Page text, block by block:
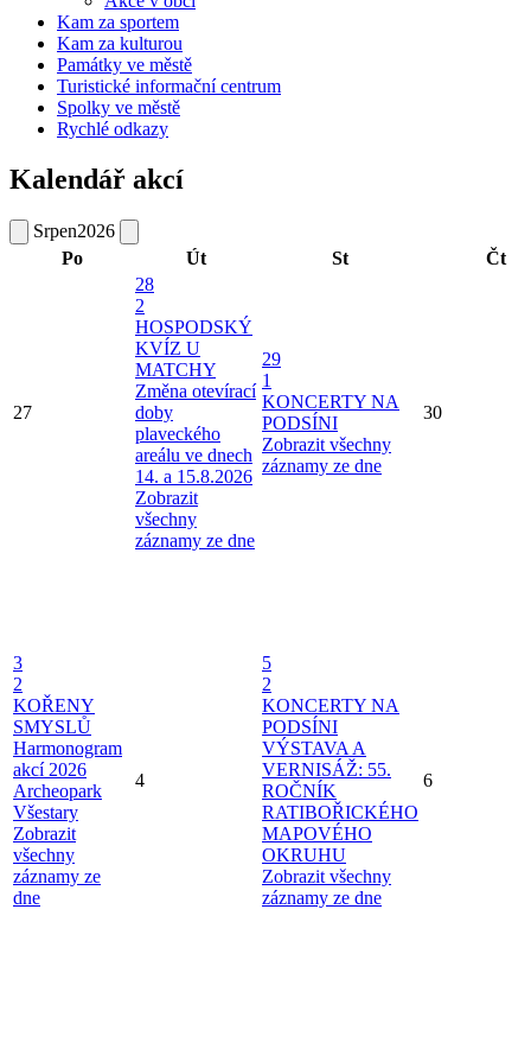
Kam za sportem
Kam za kulturou
Památky ve městě
Turistické informační centrum
Spolky ve městě
Rychlé odkazy
Kalendář akcí
Srpen2026
Po
Út St Čt
27
28
2
HOSPODSKÝ
KVÍZ U
MATCHY
Změna otevírací
doby
plaveckého
areálu ve dnech
14. a 15.8.2026
Zobrazit
všechny
záznamy ze dne
29
1
KONCERTY NA
PODSÍNI
Zobrazit všechny
záznamy ze dne
30
3
2
KOŘENY
SMYSLŮ
Harmonogram
akcí 2026
Archeopark
Všestary
Zobrazit
všechny
záznamy ze
dne
4
5
2
KONCERTY NA
PODSÍNI
VÝSTAVA A
VERNISÁŽ: 55.
ROČNÍK
RATIBOŘICKÉHO
MAPOVÉHO
OKRUHU
Zobrazit všechny
záznamy ze dne
6